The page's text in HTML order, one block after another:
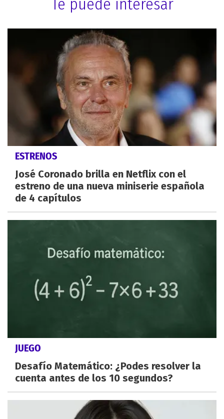
Te puede interesar
ESTRENOS
José Coronado brilla en Netflix con el
estreno de una nueva miniserie española
de 4 capítulos
JUEGO
Desafío Matemático: ¿Podes resolver la
cuenta antes de los 10 segundos?